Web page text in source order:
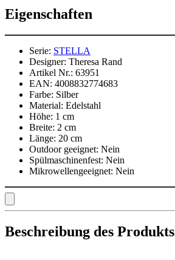
Eigenschaften
Serie: STELLA
Designer: Theresa Rand
Artikel Nr.: 63951
EAN: 4008832774683
Farbe: Silber
Material: Edelstahl
Höhe: 1 cm
Breite: 2 cm
Länge: 20 cm
Outdoor geeignet: Nein
Spülmaschinenfest: Nein
Mikrowellengeeignet: Nein
Beschreibung des Produkts